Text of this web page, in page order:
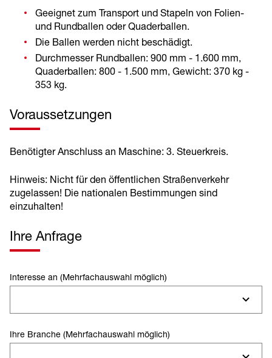
Geeignet zum Transport und Stapeln von Folien-
und Rundballen oder Quaderballen.
Die Ballen werden nicht beschädigt.
Durchmesser Rundballen: 900 mm - 1.600 mm,
Quaderballen: 800 - 1.500 mm, Gewicht: 370 kg -
353 kg.
Voraussetzungen
Benötigter Anschluss an Maschine: 3. Steuerkreis.
Hinweis: Nicht für den öffentlichen Straßenverkehr
zugelassen! Die nationalen Bestimmungen sind
einzuhalten!
Ihre Anfrage
Interesse an (Mehrfachauswahl möglich)
Ihre Branche (Mehrfachauswahl möglich)